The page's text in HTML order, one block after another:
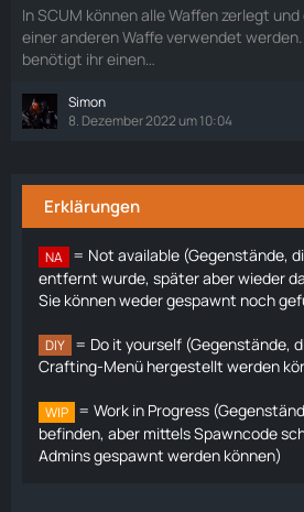
In SCUM können alle Waffen zerlegt
einer anderen Waffe verwendet
benötigt ihr einen…
Simon
8. Dezember 2022 um 10:04
Erklärungen
NA = Not available (Gegenstände,
entfernt wurde, später aber wieder
Sie können weder gespawnt noch
DIY = Do it yourself (Gegenstände,
Crafting-Menü hergestellt werden
WIP = Work in Progress
befinden, aber mittels Spawncode
Admins gespawnt werden können)